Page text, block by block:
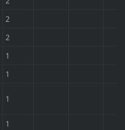
2
2
1
1
1
1